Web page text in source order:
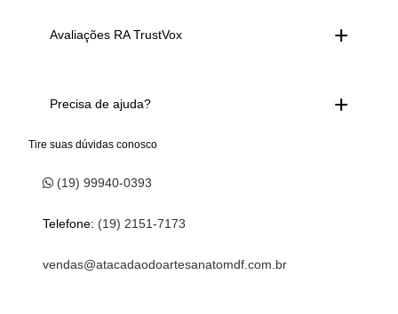
Avaliações RA TrustVox
Precisa de ajuda?
Tire suas dúvidas conosco
(19) 99940-0393
Telefone: (19) 2151-7173
vendas@atacadaodoartesanatomdf.com.br